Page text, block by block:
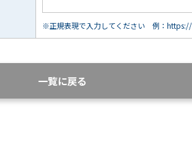
※正規表現で入力してください 例：
一覧に戻る